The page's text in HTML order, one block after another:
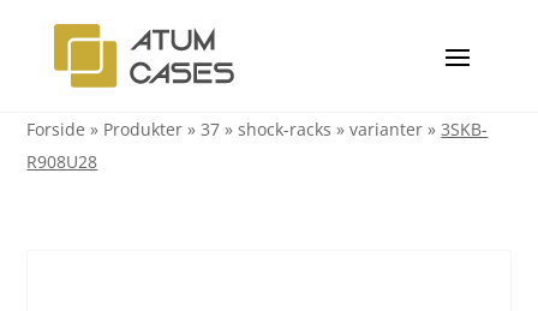
Forside » Produkter » 37 » shock-racks » varianter »3SKB-
R908U28